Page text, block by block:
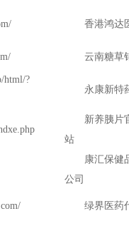
香港鸿达
云南糖草
html/?
永康新特
新养胰片
站
康汇保健
公司
绿界医药